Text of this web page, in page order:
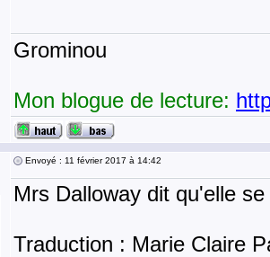
Grominou
Mon blogue de lecture:
Envoyé : 11 février 2017 à 14:42
Mrs Dalloway dit qu'elle
Traduction : Marie Claire